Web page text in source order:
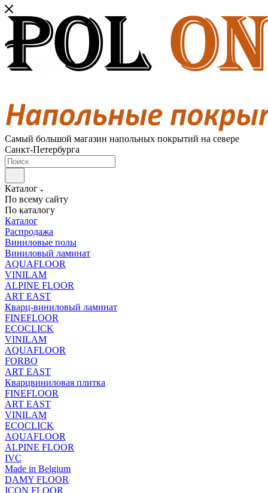
Самый большой магазин напольных покрытий на севере
Санкт-Петербурга
Каталог
По всему сайту
По каталогу
Каталог
Распродажа
Виниловые полы
Виниловый ламинат
AQUAFLOOR
VINILAM
ALPINE FLOOR
ART EAST
Кварц-виниловый ламинат
FINEFLOOR
ECOCLICK
VINILAM
AQUAFLOOR
FORBO
ART EAST
Кварцвиниловая плитка
FINEFLOOR
ART EAST
VINILAM
ECOCLICK
AQUAFLOOR
ALPINE FLOOR
IVC
Made in Belgium
DAMY FLOOR
ICON FLOOR